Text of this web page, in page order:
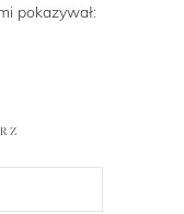
pokazywał: